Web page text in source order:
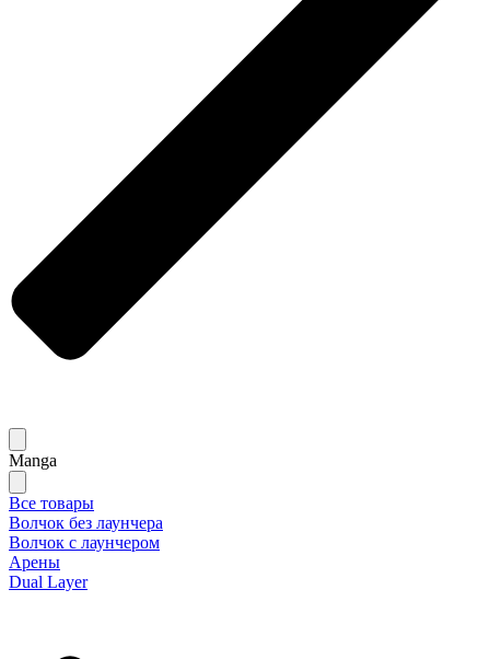
Manga
Все товары
Волчок без лаунчера
Волчок с лаунчером
Арены
Dual Layer